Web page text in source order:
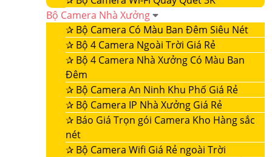
Bộ Camera Nhà Xưởng
✰ Bộ Camera Có Màu Ban Đêm Siêu Nét
✰ Bộ 4 Camera Ngoài Trời Giá Rẻ
✰ Bộ 4 Camera Nhà Xưởng Có Màu Ban
Đêm
✰ Bộ Camera An Ninh Khu Phố Giá Rẻ
✰ Bộ Camera IP Nhà Xưởng Giá Rẻ
✰ Báo Giá Trọn gói Camera Kho Hàng sắc
nét
✰ Bộ Camera Wifi Giá Rẻ ngoài Trời